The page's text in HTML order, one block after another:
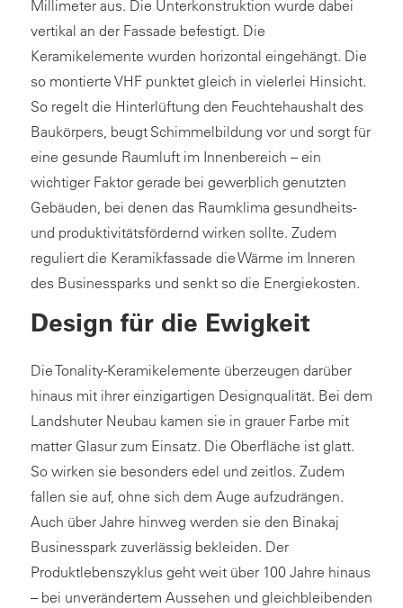
Millimeter aus. Die Unterkonstruktion wurde dabei
vertikal an der Fassade befestigt. Die
Keramikelemente wurden horizontal eingehängt. Die
so montierte VHF punktet gleich in vielerlei Hinsicht.
So regelt die Hinterlüftung den Feuchtehaushalt des
Baukörpers, beugt Schimmelbildung vor und sorgt für
eine gesunde Raumluft im Innenbereich – ein
wichtiger Faktor gerade bei gewerblich genutzten
Gebäuden, bei denen das Raumklima gesundheits-
und produktivitätsfördernd wirken sollte. Zudem
reguliert die Keramikfassade die Wärme im Inneren
des Businessparks und senkt so die Energiekosten.
Design für die Ewigkeit
Die Tonality-Keramikelemente überzeugen darüber
hinaus mit ihrer einzigartigen Designqualität. Bei dem
Landshuter Neubau kamen sie in grauer Farbe mit
matter Glasur zum Einsatz. Die Oberfläche ist glatt.
So wirken sie besonders edel und zeitlos. Zudem
fallen sie auf, ohne sich dem Auge aufzudrängen.
Auch über Jahre hinweg werden sie den Binakaj
Businesspark zuverlässig bekleiden. Der
Produktlebenszyklus geht weit über 100 Jahre hinaus
– bei unverändertem Aussehen und gleichbleibenden